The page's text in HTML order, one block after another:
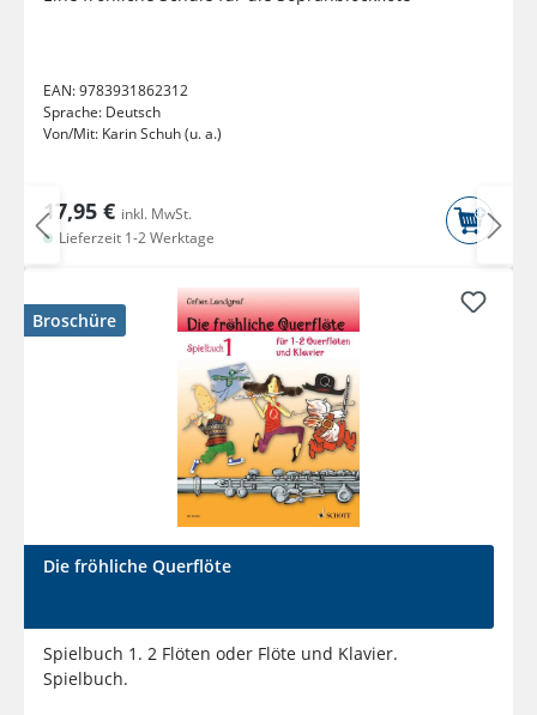
EAN:9783931862312
Sprache: Deutsch
Von/Mit: Karin Schuh (u. a.)
17,95 € inkl. MwSt.
Lieferzeit 1-2 Werktage
Broschüre
Die fröhliche Querflöte
Spielbuch 1. 2 Flöten oder Flöte und Klavier.
Spielbuch.